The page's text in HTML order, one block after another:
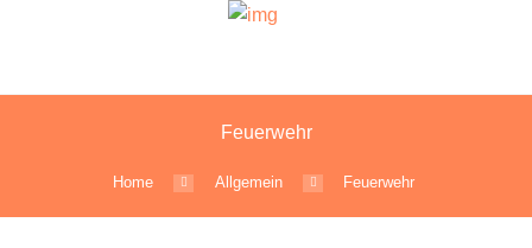
Feuerwehr
Home Allgemein Feuerwehr